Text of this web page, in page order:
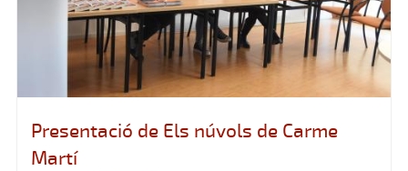
Presentació de Els núvols de Carme
Martí